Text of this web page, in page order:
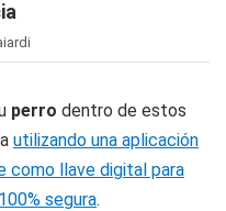
perro dentro de estos
utilizando una aplicación
como llave digital para
segura.